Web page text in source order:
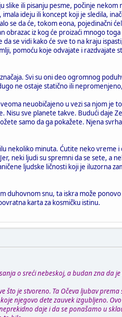
slike ili pisanju pesme, počinje nekom
ideju ili koncept koji je sledila,
se da će, tokom eona, pojedinačni
obrazac iz kog će proizaći mnogo
se vidi kako će sve to na kraju
pomoću koje odvajate i razdvajate
Svi su oni deo ogromnog
ne ostaje statično ili
neuobičajeno u vezi sa njom je
sve planete takve. Budući daje
samo da ga pokažete. Njena
nekoliko minuta. Ćutite neko vreme i
neki ljudi su spremni da se sete, a
ljudske ličnosti koji je iluzorna
snu, ta iskra može ponovo
karta za kosmičku istinu.
o sreći nebeskoj, a budan zna da je
je stvoreno. Ta Očeva ljubav prema
njegovo dete zauvek izgubljeno.
daje i da se ponašamo u